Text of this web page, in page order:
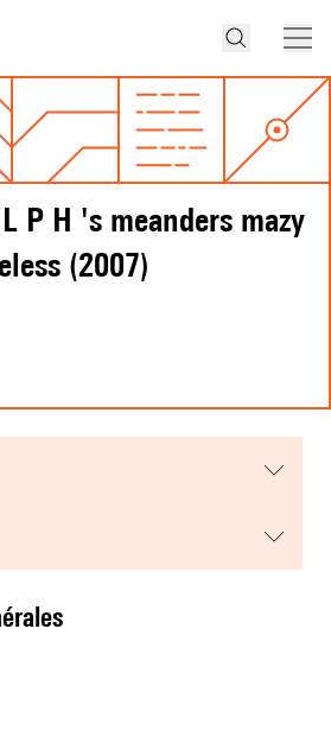
P H 's meanders mazy
(2007)